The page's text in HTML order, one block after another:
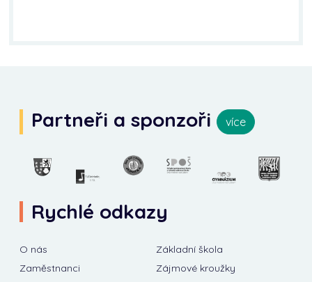
Partneři a sponzoři více
Rychlé odkazy
O nás
Základní škola
Zaměstnanci
Zájmové kroužky